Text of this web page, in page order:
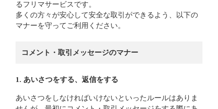
るフリマサービスです。
多くの方々が安心して安全な取引ができるよう、以下の
マナーを守ってご利用ください。
コメント・取引メッセージのマナー
1. あいさつをする、返信をする
あいさつをしなければいけないといったルールはありま